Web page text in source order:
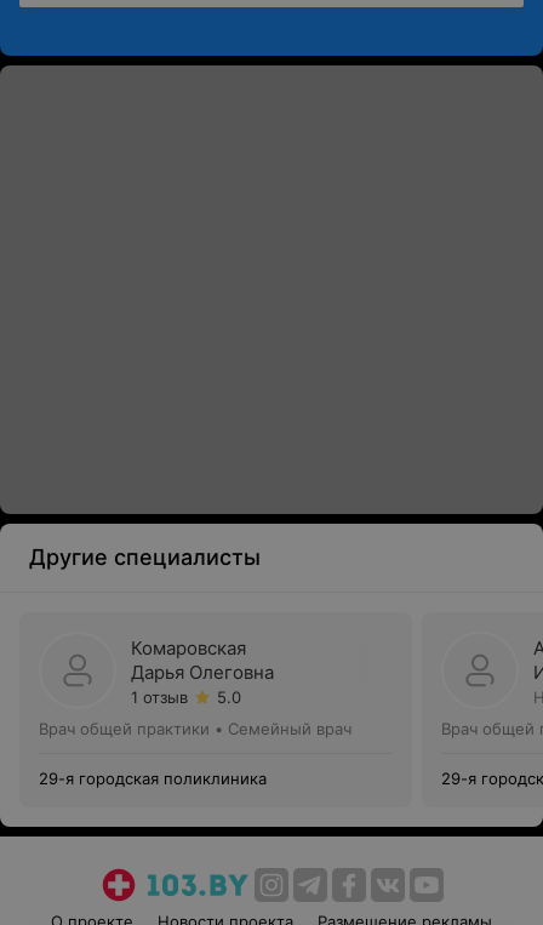
Другие специалисты
Комаровская
Дарья Олеговна
1 отзыв
5.0
Врач общей практики • Семейный врач
29-я городская поликлиника
Врач общей
29-я